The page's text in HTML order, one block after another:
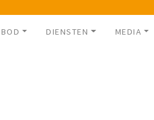
DIENSTEN MEDIA